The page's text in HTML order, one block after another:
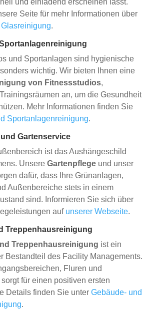
Seite für mehr Informationen über
.
und Sportanlagen sind hygienische
wichtig. Wir bieten Ihnen eine
von Fitnessstudios,
an, um die Gesundheit
Mehr Informationen finden Sie
Sportanlagenreinigung.
Gartenservice
ist das Aushängeschild
UnsereGartenpflege und unser
dafür, dass Ihre Grünanlagen,
Außenbereiche stets in einem
sind. Informieren Sie sich über
auf unserer Webseite.
Treppenhausreinigung
Treppenhausreinigung ist ein
Bestandteil des Facility Managements.
Fluren und
für einen positiven ersten
Details finden Sie unterGebäude- und
.